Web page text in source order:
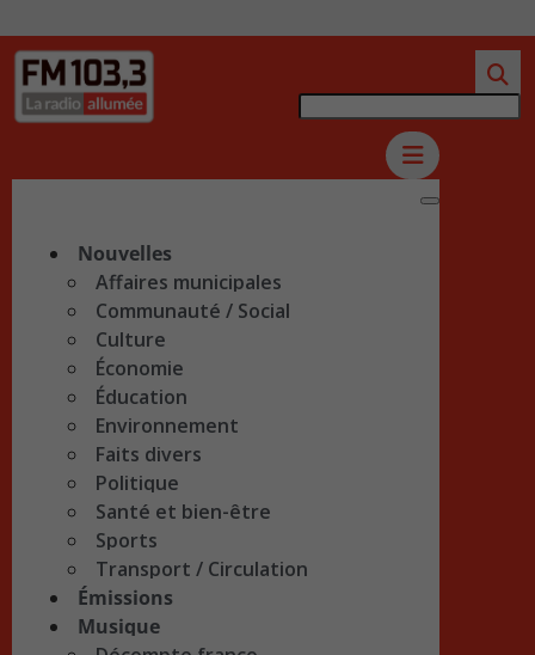
Nouvelles
Affaires municipales
Communauté / Social
Culture
Économie
Éducation
Environnement
Faits divers
Politique
Santé et bien-être
Sports
Transport / Circulation
Émissions
Musique